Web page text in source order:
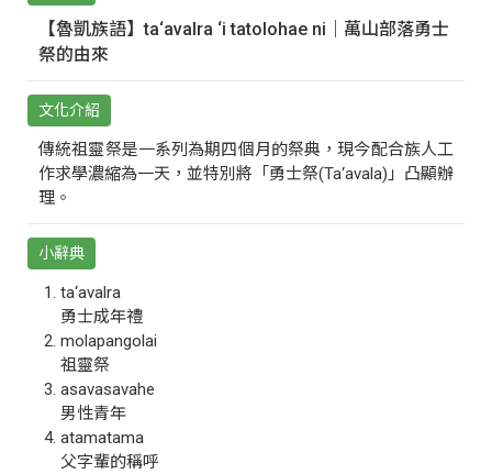
【魯凱族語】ta‘avalra ‘i tatolohae ni｜萬山部落勇士
祭的由來
文化介紹
傳統祖靈祭是一系列為期四個月的祭典，現今配合族人工
作求學濃縮為一天，並特別將「勇士祭(Ta‘avala)」凸顯辦
理。
小辭典
ta‘avalra
勇士成年禮
molapangolai
祖靈祭
asavasavahe
男性青年
atamatama
父字輩的稱呼